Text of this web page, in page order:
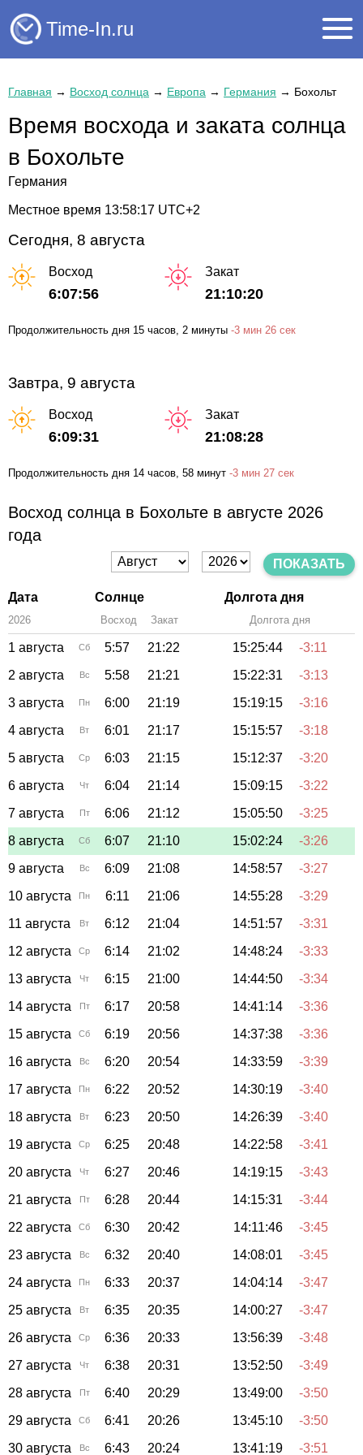
Time-In.ru
Главная → Восход солнца → Европа → Германия → Бохольт
Время восхода и заката солнца
в Бохольте
Германия
Местное время 13:58:17 UTC+2
Сегодня, 8 августа
Восход
6:07:56
Закат
21:10:20
Продолжительность дня 15 часов , 2 минуты -3 мин 26 сек
Завтра, 9 августа
Восход
6:09:31
Закат
21:08:28
Продолжительность дня 14 часов, 58 минут -3 мин 27 сек
Восход солнца в Бохольте в августе 2026
года
ПОКАЗАТЬ
Дата Солнце Долгота дня
2026 Восход Закат Долгота дня
1 августа Сб 5:57 21:22 15:25:44
-3:11
2 августа
Вс 5:58 21:21 15:22:31
-3:13
3 августа
Пн 6:00 21:19 15:19:15
-3:16
4 августа
Вт 6:01 21:17 15:15:57
-3:18
5 августа
Ср 6:03 21:15 15:12:37
-3:20
6 августа
Чт 6:04 21:14 15:09:15
-3:22
7 августа
Пт 6:06 21:12 15:05:50
-3:25
8 августа
Сб 6:07 21:10 15:02:24
-3:26
9 августа
Вс 6:09 21:08 14:58:57
-3:27
10 августа
Пн 6:11 21:06 14:55:28
-3:29
11 августа
Вт 6:12 21:04 14:51:57
-3:31
12 августа
Ср 6:14 21:02 14:48:24
-3:33
13 августа
Чт 6:15 21:00 14:44:50
-3:34
14 августа
Пт 6:17 20:58 14:41:14
-3:36
15 августа
Сб 6:19 20:56 14:37:38
-3:36
16 августа
Вс 6:20 20:54 14:33:59
-3:39
17 августа
Пн 6:22 20:52 14:30:19
-3:40
18 августа
Вт 6:23 20:50 14:26:39
-3:40
19 августа
Ср 6:25 20:48 14:22:58
-3:41
20 августа
Чт 6:27 20:46 14:19:15
-3:43
21 августа
Пт 6:28 20:44 14:15:31
-3:44
22 августа
Сб 6:30 20:42 14:11:46
-3:45
23 августа
Вс 6:32 20:40 14:08:01
-3:45
24 августа
Пн 6:33 20:37 14:04:14
-3:47
25 августа
Вт 6:35 20:35 14:00:27
-3:47
26 августа
Ср 6:36 20:33 13:56:39
-3:48
27 августа
Чт 6:38 20:31 13:52:50
-3:49
28 августа
Пт 6:40 20:29 13:49:00
-3:50
29 августа
Сб 6:41 20:26 13:45:10
-3:50
30 августа
Вс 6:43 20:24 13:41:19 -3:51